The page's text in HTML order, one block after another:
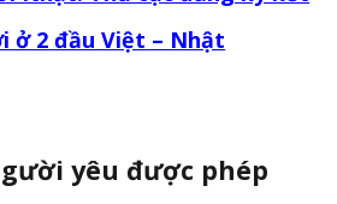
ở 2 đầu Việt – Nhật
yêu được phép